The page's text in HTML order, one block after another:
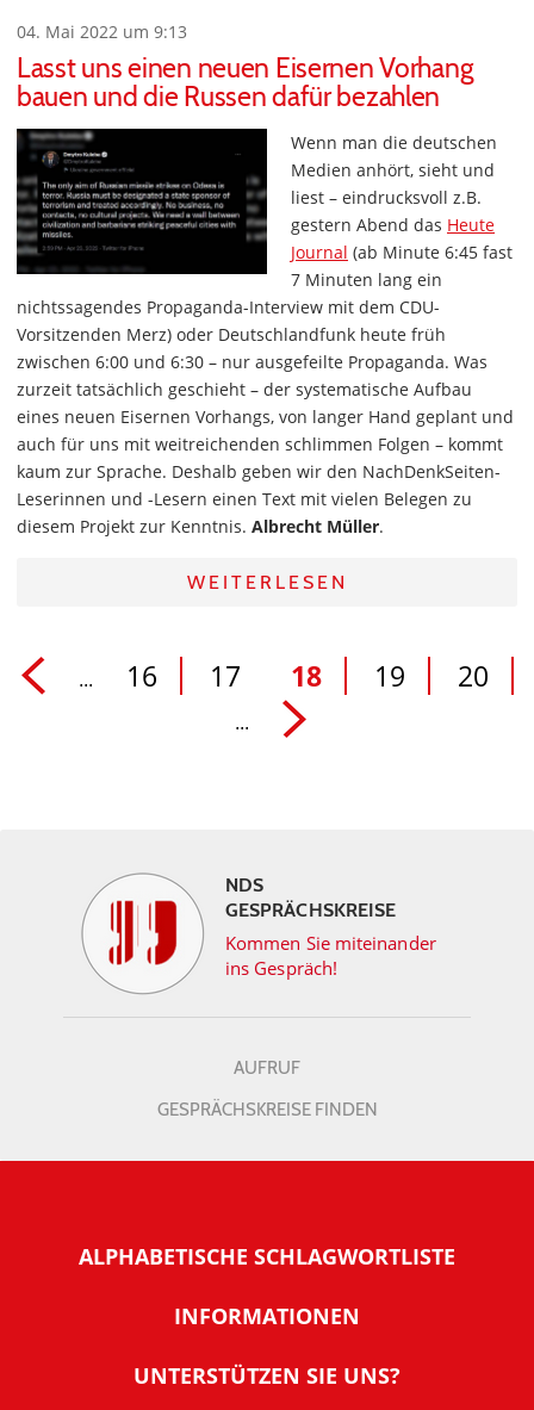
04. Mai 2022 um 9:13
Lasst uns einen neuen Eisernen Vorhang
bauen und die Russen dafür bezahlen
Wenn man die deutschen
Medien anhört, sieht und
liest – eindrucksvoll z.B.
gestern Abend das Heute
Journal (ab Minute 6:45 fast
7 Minuten lang ein
nichtssagendes Propaganda-Interview mit dem CDU-
Vorsitzenden Merz) oder Deutschlandfunk heute früh
zwischen 6:00 und 6:30 – nur ausgefeilte Propaganda. Was
zurzeit tatsächlich geschieht – der systematische Aufbau
eines neuen Eisernen Vorhangs, von langer Hand geplant und
auch für uns mit weitreichenden schlimmen Folgen – kommt
kaum zur Sprache. Deshalb geben wir den NachDenkSeiten-
Leserinnen und -Lesern einen Text mit vielen Belegen zu
diesem Projekt zur Kenntnis. Albrecht Müller.
WEITERLESEN
... 16 17 18 19 20
...
NDS
GESPRÄCHSKREISE
Kommen Sie miteinander
ins Gespräch!
AUFRUF
GESPRÄCHSKREISE FINDEN
ALPHABETISCHE SCHLAGWORTLISTE
INFORMATIONEN
Warum NachDenkSeiten
UNTERSTÜTZEN SIE UNS?